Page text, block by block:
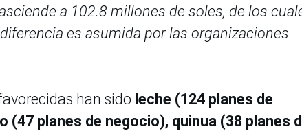
a 102.8 millones de soles, de los
es asumida por las organizaciones
han sido leche (124 planes de
(47 planes de negocio), quinua (38 planes